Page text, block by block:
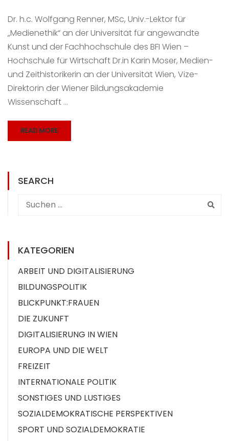
Dr. h.c. Wolfgang Renner, MSc, Univ.-Lektor für
„Medienethik“ an der Universität für angewandte
Kunst und der Fachhochschule des BFI Wien –
Hochschule für Wirtschaft Dr.in Karin Moser, Medien-
und Zeithistorikerin an der Universität Wien, Vize-
Direktorin der Wiener Bildungsakademie
Wissenschaft …
READ MORE
SEARCH
KATEGORIEN
ARBEIT UND DIGITALISIERUNG
BILDUNGSPOLITIK
BLICKPUNKT:FRAUEN
DIE ZUKUNFT
DIGITALISIERUNG IN WIEN
EUROPA UND DIE WELT
FREIZEIT
INTERNATIONALE POLITIK
SONSTIGES UND LUSTIGES
SOZIALDEMOKRATISCHE PERSPEKTIVEN
SPORT UND SOZIALDEMOKRATIE